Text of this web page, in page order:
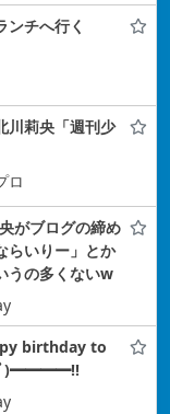
ンチへ行く
川莉央「週刊少
ロ
がブログの締め
らいりー」とか
うの多くないw
birthday to
ﾟ)━━━━!!